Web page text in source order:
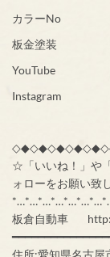
カラーNo
板金塗装
YouTube
Instagram
☆「いいね！」や
ォローをお願い致
板倉自動車
住所:愛知県名古